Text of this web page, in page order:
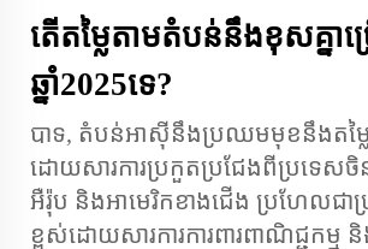
តើតម្លៃតាមតំបន់នឹងខុសគ្នាច្
ឆ្នាំ2025ទេ?
បាទ, តំបន់អាស៊ីនឹងប្រឈមមុខនឹងតម្ល
ដោយសារការប្រកួតប្រជែងពីប្រទេស
អឺរ៉ុប និងអាមេរិកខាងជើង ប្រហែលជា
ខ្ពស់ដោយសារការការពារពាណិជ្ជកម្